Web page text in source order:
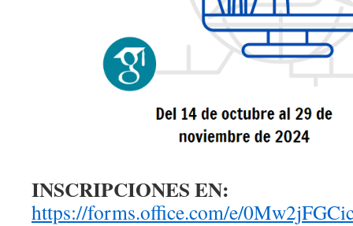
INSCRIPCIONES EN:
https://forms.office.com/e/